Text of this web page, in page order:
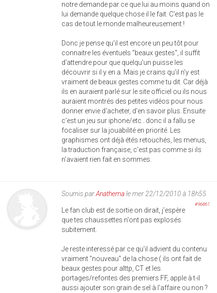
notre demande par ce que lui au moins quand on
lui demande quelque chose il le fait. C'est pas le
cas de tout le monde malheureusement !
Donc je pense qu'il est encore un peu tôt pour
connaitre les éventuels "beaux gestes", il suffit
d'attendre pour que quelqu'un puisse les
découvrir si il y en a. Mais je crains qu'il n'y est
vraiment de beaux gestes comme tu dit. Car déjà
ils en auraient parlé sur le site officiel ou ils nous
auraient montrés des petites vidéos pour nous
donner envie d'acheter, d'en savoir plus. Ensuite
c'est un jeu sur iphone/etc.. donc il a fallu se
focaliser sur la jouabilité en priorité. Les
graphismes ont déjà étés retouchés, les menus,
la traduction française, c'est pas comme si ils
n'avaient rien fait en sommes.
Soumis parAnathemale mer 22/12/2010 à 18h55
#96861
Le fan club est de sortie on dirait, j'espère
que tes chaussettes n'ont pas explosés
subitement.
Je reste interessé par ce qu'il advient du contenu
vraiment "nouveau" de la chose ( ils ont fait de
beaux gestes pour alttp, CT et les
portages/refontes des premiers FF, apple à t-il
aussi ajouter son grain de sel à l'affaire ou non ?